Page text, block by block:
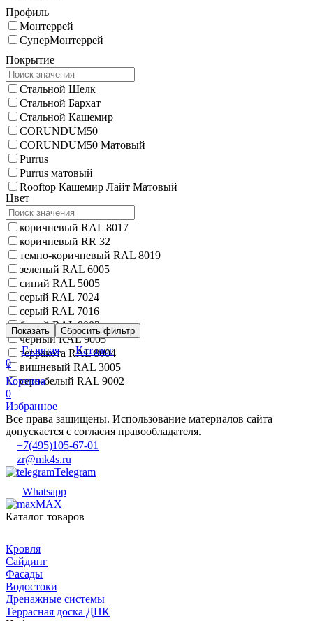
Профиль
Монтеррей
СуперМонтеррей
Покрытие
Стальной Шелк
Стальной Бархат
Стальной Кашемир
CORUNDUM50
CORUNDUM50 Матовый
Purrus
Purrus матовый
Rooftop Кашемир Лайт Матовый
Цвет
коричневый RAL 8017
коричневый RR 32
темно-коричневый RAL 8019
зеленый RAL 6005
синий RAL 5005
серый RAL 7024
серый RAL 7016
белый RAL 9003
черный RAL 9005
терракота RAL 8004
вишневый RAL 3005
серо-белый RAL 9002
Показать Сбросить фильтр
Главная
Каталог
0
Корзина
0
Избранное
Все права защищены. Использование материалов сайта
допускается с согласия правообладателя.
+7(495)105-67-01
zr@mk4s.ru
Telegram
Whatsapp
MAX
Каталог товаров
Кровля
Сайдинг
Фасады
Водостоки
Дренажные системы
Террасная доска ДПК